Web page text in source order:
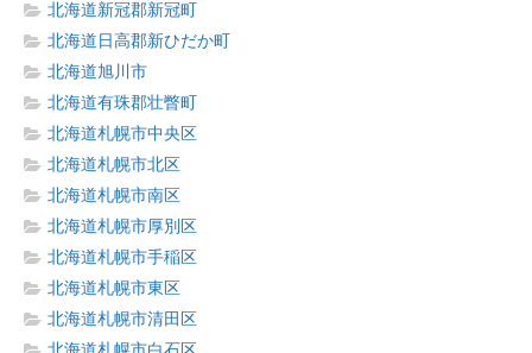
北海道新冠郡新冠町
北海道日高郡新ひだか町
北海道旭川市
北海道有珠郡壮瞥町
北海道札幌市中央区
北海道札幌市北区
北海道札幌市南区
北海道札幌市厚別区
北海道札幌市手稲区
北海道札幌市東区
北海道札幌市清田区